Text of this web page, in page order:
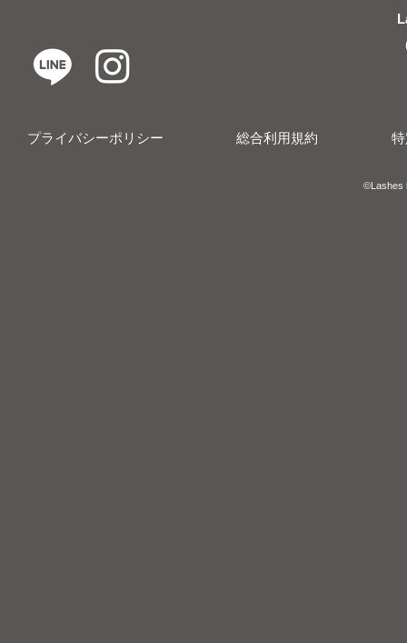
プライバシーポリシー 総合利用規約
​​©︎Lashes